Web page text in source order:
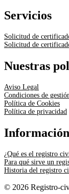
Servicios
Solicitud de
Solicitud de
Nuestras
Aviso Legal
Condiciones de
Política de Cookies
Política de privacidad
Información
¿Qué es el registro
Para qué sirve un
Historia del registro
© 2026 Registro-